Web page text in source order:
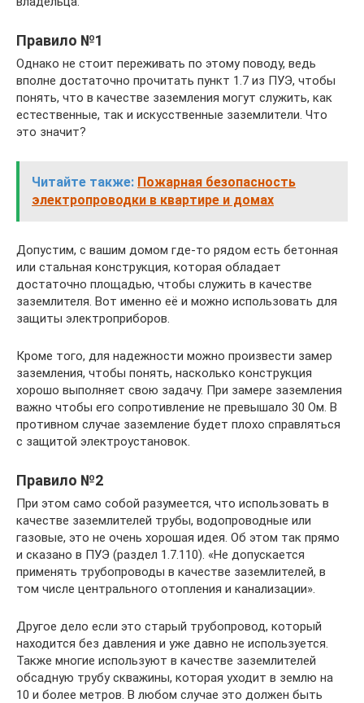
Правило №1
Однако не стоит переживать по этому поводу, ведь
вполне достаточно прочитать пункт 1.7 из ПУЭ, чтобы
понять, что в качестве заземления могут служить, как
естественные, так и искусственные заземлители. Что
это значит?
Читайте также: Пожарная безопасность
электропроводки в квартире и домах
Допустим, с вашим домом где-то рядом есть бетонная
или стальная конструкция, которая обладает
достаточно площадью, чтобы служить в качестве
заземлителя. Вот именно её и можно использовать для
защиты электроприборов.
Кроме того, для надежности можно произвести замер
заземления, чтобы понять, насколько конструкция
хорошо выполняет свою задачу. При замере заземления
важно чтобы его сопротивление не превышало 30 Ом. В
противном случае заземление будет плохо справляться
с защитой электроустановок.
Правило №2
При этом само собой разумеется, что использовать в
качестве заземлителей трубы, водопроводные или
газовые, это не очень хорошая идея. Об этом так прямо
и сказано в ПУЭ (раздел 1.7.110). «Не допускается
применять трубопроводы в качестве заземлителей, в
том числе центрального отопления и канализации».
Другое дело если это старый трубопровод, который
находится без давления и уже давно не используется.
Также многие используют в качестве заземлителей
обсадную трубу скважины, которая уходит в землю на
10 и более метров. В любом случае это должен быть